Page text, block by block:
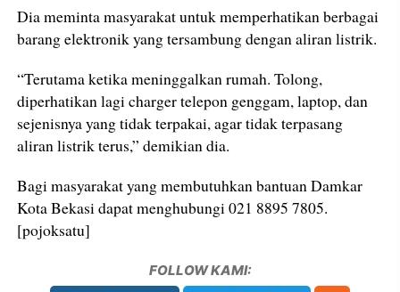
Dia meminta masyarakat untuk memperhatikan berbagai
barang elektronik yang tersambung dengan aliran listrik.
“Terutama ketika meninggalkan rumah. Tolong,
diperhatikan lagi charger telepon genggam, laptop, dan
sejenisnya yang tidak terpakai, agar tidak terpasang
aliran listrik terus,” demikian dia.
Bagi masyarakat yang membutuhkan bantuan Damkar
Kota Bekasi dapat menghubungi 021 8895 7805.
[pojoksatu]
FOLLOW KAMI: